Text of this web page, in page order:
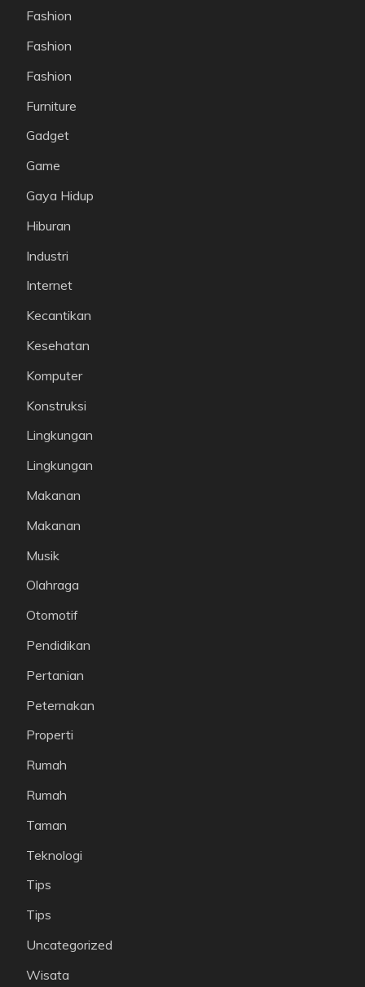
Fashion
Fashion
Fashion
Furniture
Gadget
Game
Gaya Hidup
Hiburan
Industri
Internet
Kecantikan
Kesehatan
Komputer
Konstruksi
Lingkungan
Lingkungan
Makanan
Makanan
Musik
Olahraga
Otomotif
Pendidikan
Pertanian
Peternakan
Properti
Rumah
Rumah
Taman
Teknologi
Tips
Tips
Uncategorized
Wisata